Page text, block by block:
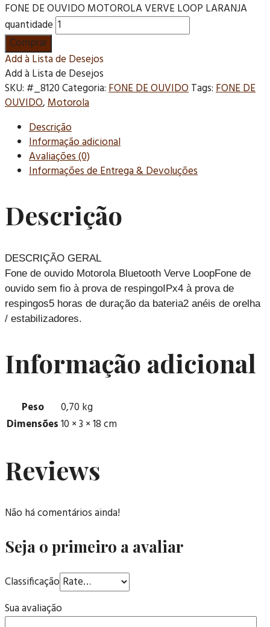
FONE DE OUVIDO MOTOROLA VERVE LOOP LARANJA
quantidade
Comprar
Add à Lista de Desejos
Add à Lista de Desejos
SKU: #_8120Categoria:FONE DE OUVIDOTags:FONE DE
OUVIDO,Motorola
Descrição
Informação adicional
Avaliações (0)
Informações de Entrega & Devoluções
Descrição
DESCRIÇÃO GERAL
Fone de ouvido Motorola Bluetooth Verve LoopFone de
ouvido sem fio à prova de respingoIPx4 à prova de
respingos5 horas de duração da bateria2 anéis de orelha
/ estabilizadores.
Informação adicional
Peso
0,70 kg
Dimensões10 × 3 × 18 cm
Reviews
Não há comentários ainda!
Seja o primeiro a avaliar
Classificação
Sua avaliação